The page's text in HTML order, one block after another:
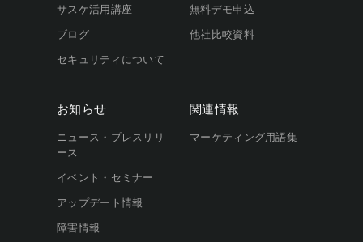
サスケ活用講座
ブログ
セキュリティについて
無料デモ申込
他社比較資料
お知らせ
ニュース・プレスリリ
ース
イベント・セミナー
アップデート情報
障害情報
関連情報
マーケティング用語集